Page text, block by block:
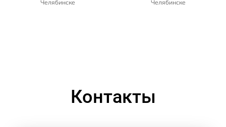
Челябинске
Челябинске
Контакты